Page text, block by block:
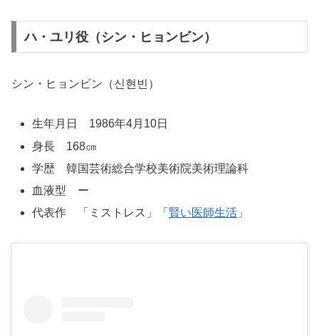
ハ・ユリ役（シン・ヒョンビン）
シン・ヒョンビン（신현빈）
生年月日 1986年4月10日
身長 168㎝
学歴 韓国芸術総合学校美術院美術理論科
血液型 ー
代表作 「ミストレス」「 賢い医師生活 」